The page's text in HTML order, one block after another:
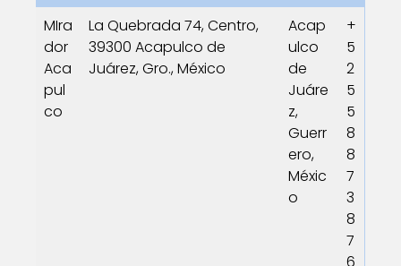
MIra
dor
Aca
pul
co
La Quebrada 74, Centro,
39300 Acapulco de
Juárez, Gro., México
Acap
ulco
de
Juáre
z,
Guerr
ero,
Méxic
o
+
5
2
5
5
8
8
7
3
8
7
6